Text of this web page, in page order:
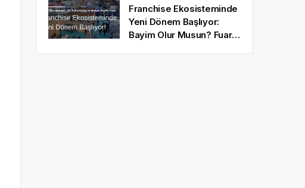
Franchise Ekosisteminde
Yeni Dönem Başlıyor:
Bayim Olur Musun? Fuarı